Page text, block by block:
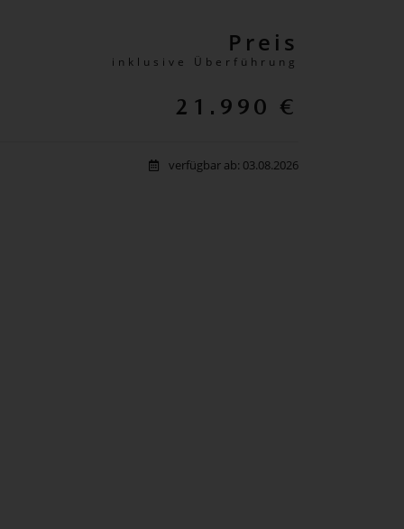
Preis
inklusive Überführung
21.990 €
verfügbar ab: 03.08.2026